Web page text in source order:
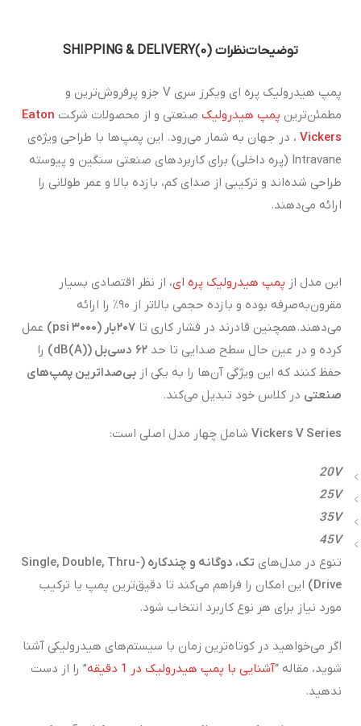
توضیحاتنظرات (0) SHIPPING & DELIVERY
پمپ هیدرولیک پره ای ویکرز سری V جزو پرفروش‌ترین و
مطمئن‌ترین پمپ‌ هیدرولیک صنعتی و از محصولات شرکت Eaton
Vickers ، در جهان به شمار می‌رود. این پمپ‌ها با طراحی ویژه‌ی
Intravane (پره داخلی) برای کاربردهای صنعتی سنگین و پیوسته
طراحی شده‌اند و ترکیبی از صدای کم، بازده بالا و عمر طولانی را
ارائه می‌دهند.
این مدل از پمپ هیدرولیک پره ای، از نظر اقتصادی بسیار
مقرون‌به‌صرفه بوده و بازده حجمی بالاتر از ۹۰٪ را ارائه
می‌دهند.همچنین قادرند در فشار کاری تا ۲۰۷بار (۳۰۰۰
عمل
کرده و در عین حال سطح صدایی تا حد ۶۲ دسی‌بل (dB(A))
را
حفظ کنند که این ویژگی آن‌ها را به یکی از بی‌صداترین پمپ‌های
صنعتی در کلاس خود تبدیل می‌کند.
Vickers V Series شامل چهار مدل اصلی است:
20V
25V
35V
45V
تنوع در مدل‌های تک، دوگانه و چندکاره (Single, Double, Thru-
Drive)
این امکان را فراهم می‌کند تا دقیق‌ترین پمپ یا ترکیب
مورد نیاز برای هر نوع کاربرد انتخاب شود.
اگر می‌خواهید در کوتاه‌ترین زمان با سیستم‌های هیدرولیکی آشنا
شوید، مقاله “آشنایی با پمپ هیدرولیک در 1 دقیقه
” را از دست
ندهید.